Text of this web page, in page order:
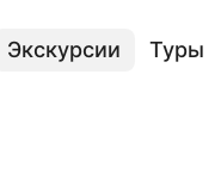
Экскурсии Туры